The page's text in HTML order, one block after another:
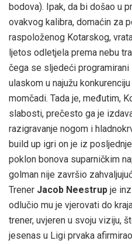
bodova). Ipak, da bi došao u
ovakvog kalibra, domaćin za
raspoloženog Kotarskog,
ljetos odletjela prema nebu
čega se sljedeći
ulaskom u najužu konkurenciju
momčadi. Tada je, međutim,
slabosti, prečesto ga je
razigravanje nogom i
build up igri on je iz
poklon bonova suparničkim
golman nije završio
Trener Jacob Neestrup je
odlučio mu je vjerovati do
trener, uvjeren u svoju viziju,
jesenas u Ligi prvaka